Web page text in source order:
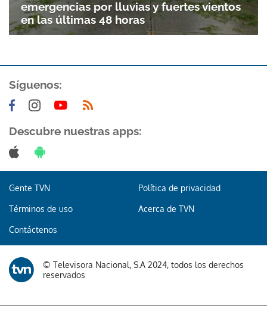
Gracias por suscribirte a nuestro boletín.
emergencias por lluvias y fuertes vientos
en las últimas 48 horas
Síguenos:
Descubre nuestras apps:
Gente TVN Política de privacidad
Términos de uso Acerca de TVN
Contáctenos
© Televisora Nacional, S.A 2024, todos los derechos
reservados